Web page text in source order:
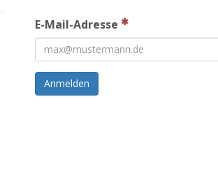
E-Mail-Adresse
Anmelden